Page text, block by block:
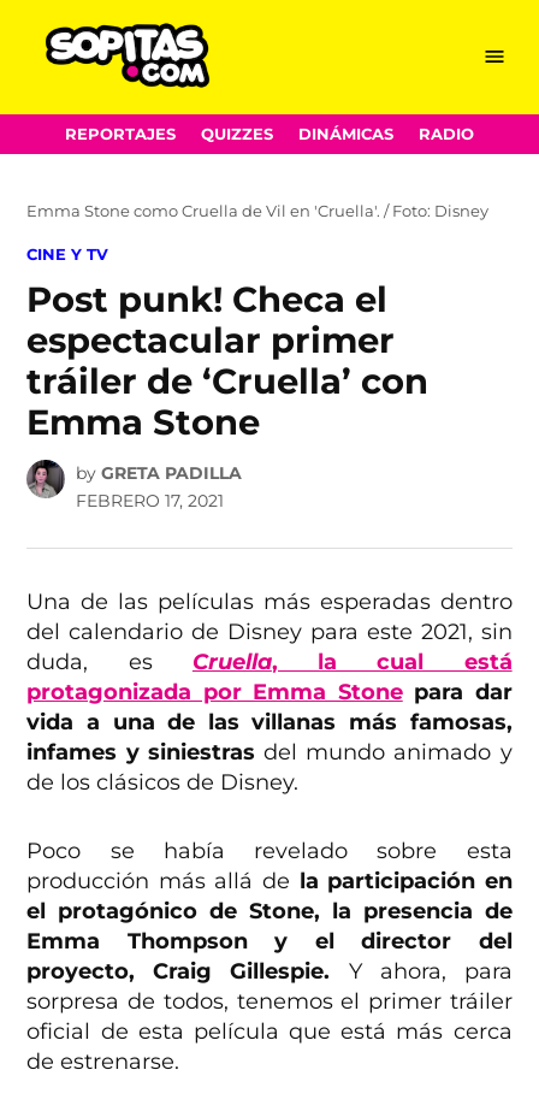
Skip
to
Menu
REPORTAJES QUIZZES DINÁMICAS RADIO
Emma Stone como Cruella de Vil en 'Cruella'. / Foto: Disney
POSTED
CINE Y TV
Post punk! Checa el
espectacular primer
tráiler de ‘Cruella’ con
Emma Stone
by GRETA PADILLA
FEBRERO 17, 2021
Una de las películas más esperadas dentro
del calendario de Disney para este 2021, sin
duda, es Cruella, la cual está
protagonizada por Emma Stonepara dar
vida a una de las villanas más famosas,
infames y siniestras del mundo animado y
de los clásicos de Disney.
Poco se había revelado sobre esta
producción más allá de la participación en
el protagónico de Stone, la presencia de
Emma Thompson y el director del
proyecto, Craig Gillespie. Y ahora, para
sorpresa de todos, tenemos el primer tráiler
oficial de esta película que está más cerca
de estrenarse.